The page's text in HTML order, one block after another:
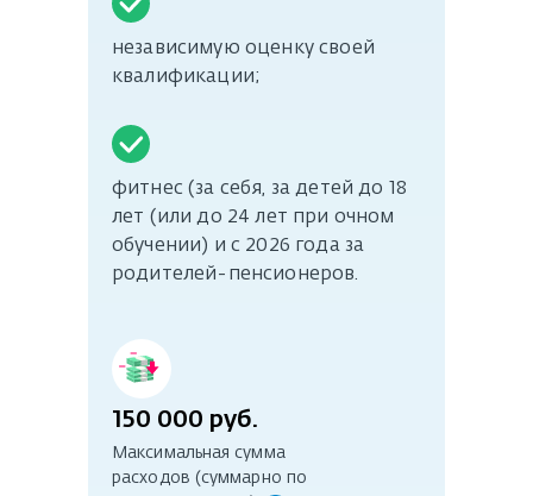
независимую оценку своей
квалификации;
фитнес (за себя, за детей до 18
лет (или до 24 лет при очном
обучении) и с 2026 года за
родителей-пенсионеров.
150 000 руб.
Максимальная сумма
расходов (суммарно по